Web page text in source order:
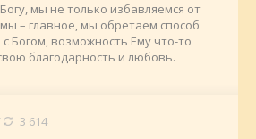
мы не только избавляемся от
– главное, мы обретаем способ
Богом, возможность Ему что-то
благодарность и любовь.
3 614